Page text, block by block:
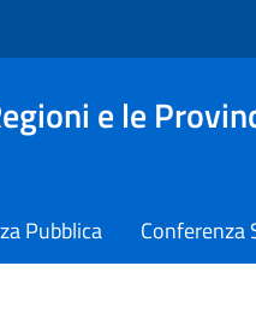
e le
Pubblica Conferenza